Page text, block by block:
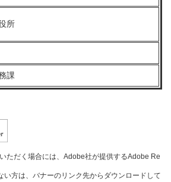
所
課
ただく場合には、Adobe社が提供するAdobe Re
方は、バナーのリンク先からダウンロードして